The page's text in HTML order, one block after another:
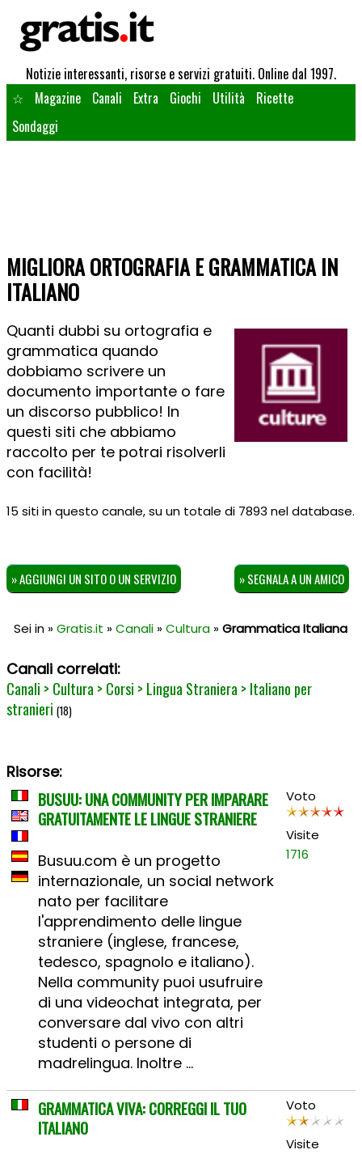
Notizie interessanti, risorse e servizi gratuiti. Online dal 1997.
☆
Magazine Canali Extra Giochi Utilità
Ricette
Sondaggi
MIGLIORA ORTOGRAFIA E GRAMMATICA IN
ITALIANO
Quanti dubbi su ortografia e
grammatica quando
dobbiamo scrivere un
documento importante o fare
un discorso pubblico! In
questi siti che abbiamo
raccolto per te potrai risolverli
con facilità!
15 siti in questo canale, su un totale di 7893 nel database.
» AGGIUNGI UN SITO O UN SERVIZIO » SEGNALA A UN AMICO
Sei in »Gratis.it »Canali »Cultura »Grammatica Italiana
Canali correlati:
Canali > Cultura > Corsi > Lingua Straniera > Italiano per
stranieri (18)
Risorse:
BUSUU: UNA COMMUNITY PER IMPARARE
GRATUITAMENTE LE LINGUE STRANIERE
Busuu.com è un progetto
internazionale, un social network
nato per facilitare
l'apprendimento delle lingue
straniere (inglese, francese,
tedesco, spagnolo e italiano).
Nella community puoi usufruire
di una videochat integrata, per
conversare dal vivo con altri
studenti o persone di
madrelingua. Inoltre ...
Voto
Visite
1716
GRAMMATICA VIVA: CORREGGI IL TUO
ITALIANO
Voto
Visite